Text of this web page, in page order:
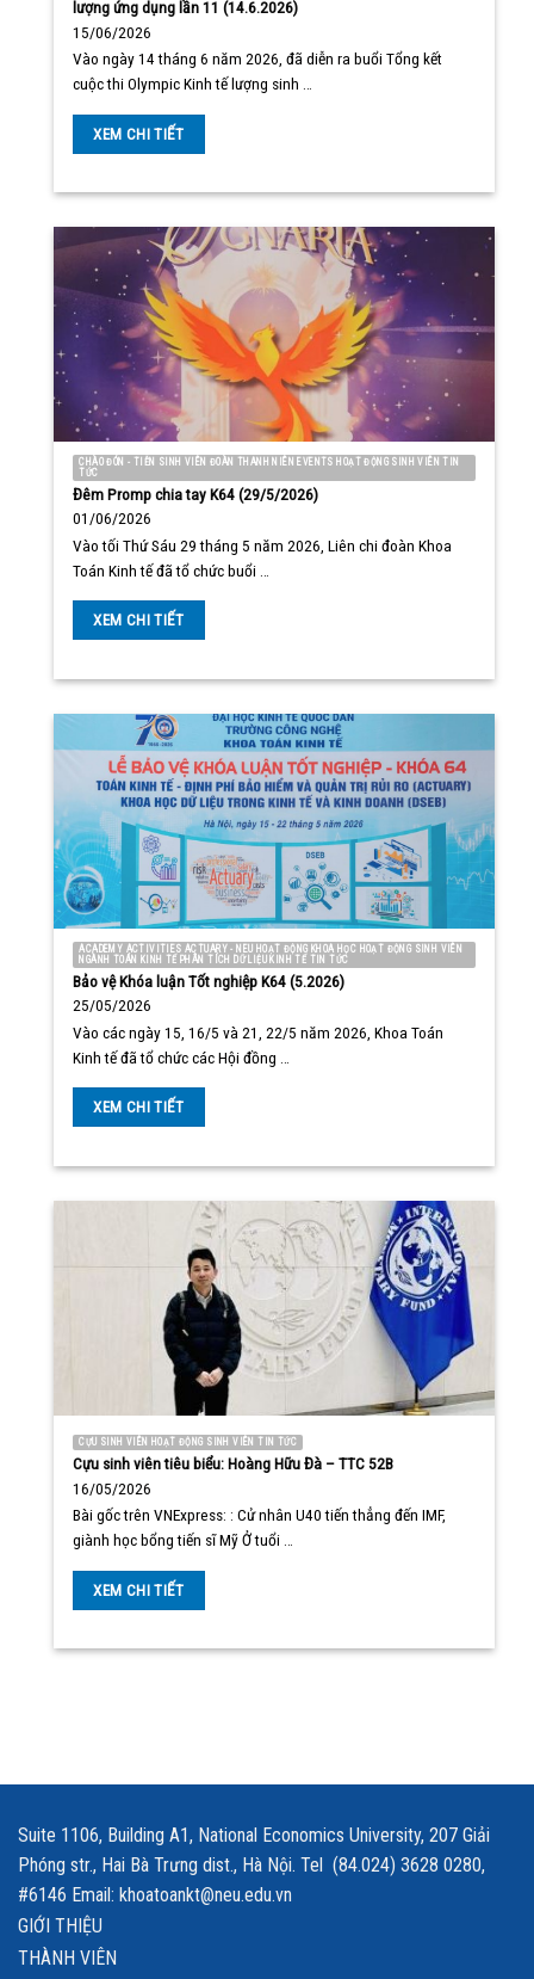
lượng ứng dụng lần 11 (14.6.2026)
15/06/2026
Vào ngày 14 tháng 6 năm 2026, đã diễn ra buổi Tổng kết
cuộc thi Olympic Kinh tế lượng sinh …
XEM CHI TIẾT
CHÀO ĐÓN - TIỄN SINH VIÊN ĐOÀN THANH NIÊN EVENTS HOẠT ĐỘNG SINH VIÊN TIN
TỨC
Đêm Promp chia tay K64 (29/5/2026)
01/06/2026
Vào tối Thứ Sáu 29 tháng 5 năm 2026, Liên chi đoàn Khoa
Toán Kinh tế đã tổ chức buổi …
XEM CHI TIẾT
ACADEMY ACTIVITIES ACTUARY - NEU HOẠT ĐỘNG KHOA HỌC HOẠT ĐỘNG SINH VIÊN
NGÀNH TOÁN KINH TẾ PHÂN TÍCH DỮ LIỆU KINH TẾ TIN TỨC
Bảo vệ Khóa luận Tốt nghiệp K64 (5.2026)
25/05/2026
Vào các ngày 15, 16/5 và 21, 22/5 năm 2026, Khoa Toán
Kinh tế đã tổ chức các Hội đồng …
XEM CHI TIẾT
CỰU SINH VIÊN HOẠT ĐỘNG SINH VIÊN TIN TỨC
Cựu sinh viên tiêu biểu: Hoàng Hữu Đà – TTC 52B
16/05/2026
Bài gốc trên VNExpress: : Cử nhân U40 tiến thẳng đến IMF,
giành học bổng tiến sĩ Mỹ Ở tuổi …
XEM CHI TIẾT
Suite 1106, Building A1, National Economics University, 207 Giải
Phóng str., Hai Bà Trưng dist., Hà Nội. Tel (84.024) 3628 0280,
#6146 Email: khoatoankt@neu.edu.vn
GIỚI THIỆU
THÀNH VIÊN